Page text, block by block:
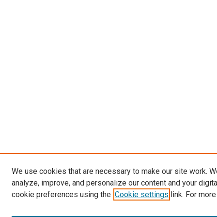
We use cookies that are necessary to make our site work.
analyze, improve, and personalize our content and your
cookie preferences using the Cookie settings link. For